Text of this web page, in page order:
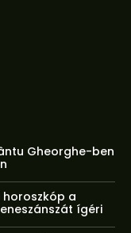
Gheorghe-ben
horoszkóp a
ígéri